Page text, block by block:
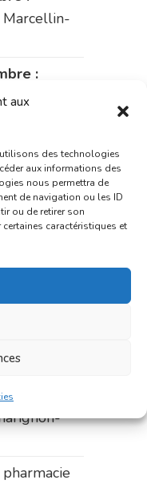
aux
des technologies
aux informations des
nous permettra de
de navigation ou les ID
ou de retirer son
caractéristiques et
Marcellin-
:
de la
pharmacie
:
:
1er
pharmacie